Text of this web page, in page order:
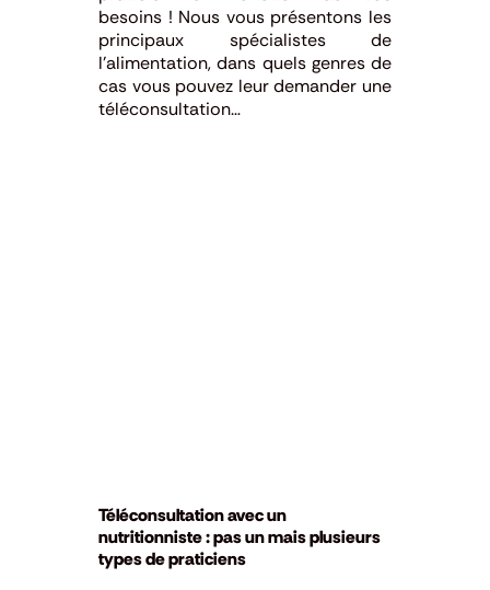
besoins ! Nous vous présentons les
principaux spécialistes de
l’alimentation, dans quels genres de
cas vous pouvez leur demander une
téléconsultation…
Téléconsultation avec un
nutritionniste : pas un mais plusieurs
types de praticiens